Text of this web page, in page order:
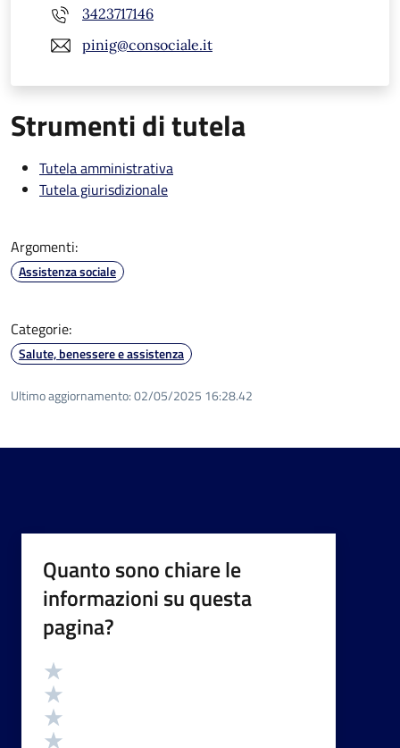
3423717146
pinig@consociale.it
Strumenti di tutela
Tutela amministrativa
Tutela giurisdizionale
Argomenti:
Assistenza sociale
Categorie:
Salute, benessere e assistenza
Ultimo aggiornamento:02/05/2025 16:28.42
Quanto sono chiare le
informazioni su questa
pagina?
Valutazione